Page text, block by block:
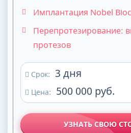
Имплантация Nobel
Перепротезирование:
протезов
Срок: 3 дня
Цена: 500 000 руб.
УЗНАТЬ СВОЮ